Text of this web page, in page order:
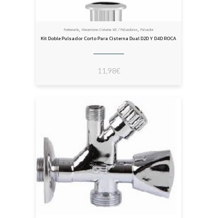
Fontanería, Mecanismo Cisterna WC / Pulsadores, Pulsador
Kit Doble Pulsador Corto Para Cisterna Dual D2D Y D4D ROCA
11,98€